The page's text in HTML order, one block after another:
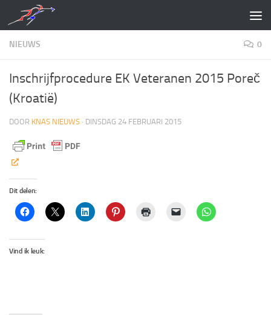
Doorgaan naar inhoud
NIEUWS 0
Inschrijfprocedure EK Veteranen 2015 Poreč
(Kroatië)
DOOR KNAS NIEUWS · DINSDAG 24 FEBRUARI 2015
Dit delen:
Vind ik leuk: